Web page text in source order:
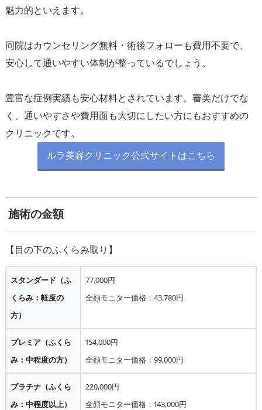
魅力的といえます。
同院はカウンセリング無料・術後フォローも費用不要で、
安心して通いやすい体制が整っているでしょう。
豊富な症例実績も安心材料とされています。審美だけでな
く、通いやすさや費用面も大切にしたい方にもおすすめの
ルラ美容クリニック公式サイトはこちら
施術の金額
スタンダード（ふ
くらみ：軽度の
方）
77,000円
全顔モニター価格：43,780円
プレミア（ふくら
み：中程度の方）
154,000円
全顔モニター価格：99,000円
プラチナ（ふくら
み：中程度以上）
220,000円
全顔モニター価格：143,000円